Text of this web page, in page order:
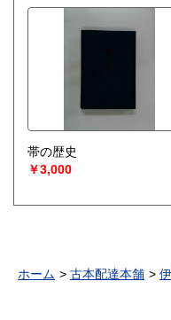
帯の歴史
￥3,000
ホーム 古本配達本舗